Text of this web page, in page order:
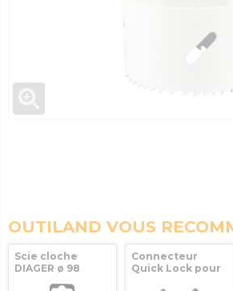
OUTILAND VOUS
Scie cloche
DIAGER ø 98
Connecteur
Quick Lock pour